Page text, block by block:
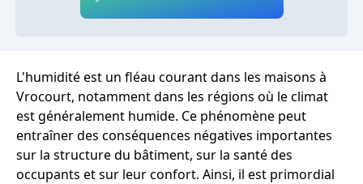
L'humidité est un fléau courant dans les maisons à
Vrocourt, notamment dans les régions où le climat
est généralement humide. Ce phénomène peut
entraîner des conséquences négatives importantes
sur la structure du bâtiment, sur la santé des
occupants et sur leur confort. Ainsi, il est primordial